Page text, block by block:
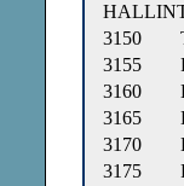
3150
3155
3160
3165
3170
3175